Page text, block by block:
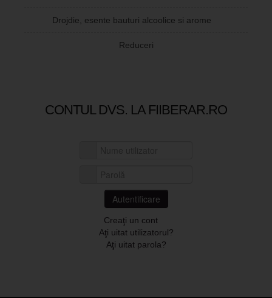
Drojdie, esente bauturi alcoolice si arome
Reduceri
CONTUL DVS. LA FIIBERAR.RO
Autentificare
Creaţi un cont
Aţi uitat utilizatorul?
Aţi uitat parola?